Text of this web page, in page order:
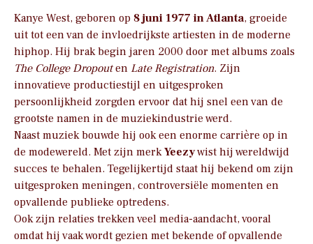
Kanye West, geboren op 8 juni 1977 in Atlanta, groeide
uit tot een van de invloedrijkste artiesten in de moderne
hiphop. Hij brak begin jaren 2000 door met albums zoals
The College Dropouten Late Registration. Zijn
innovatieve productiestijl en uitgesproken
persoonlijkheid zorgden ervoor dat hij snel een van de
grootste namen in de muziekindustrie werd.
Naast muziek bouwde hij ook een enorme carrière op in
de modewereld. Met zijn merkYeezywist hij wereldwijd
succes te behalen. Tegelijkertijd staat hij bekend om zijn
uitgesproken meningen, controversiële momenten en
opvallende publieke optredens.
Ook zijn relaties trekken veel media-aandacht, vooral
omdat hij vaak wordt gezien met bekende of opvallende